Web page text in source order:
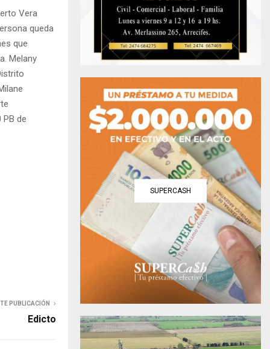
Vera
queda
que
Melany
PB de
PUBLICACIÓN
Edicto
SUPERCASH